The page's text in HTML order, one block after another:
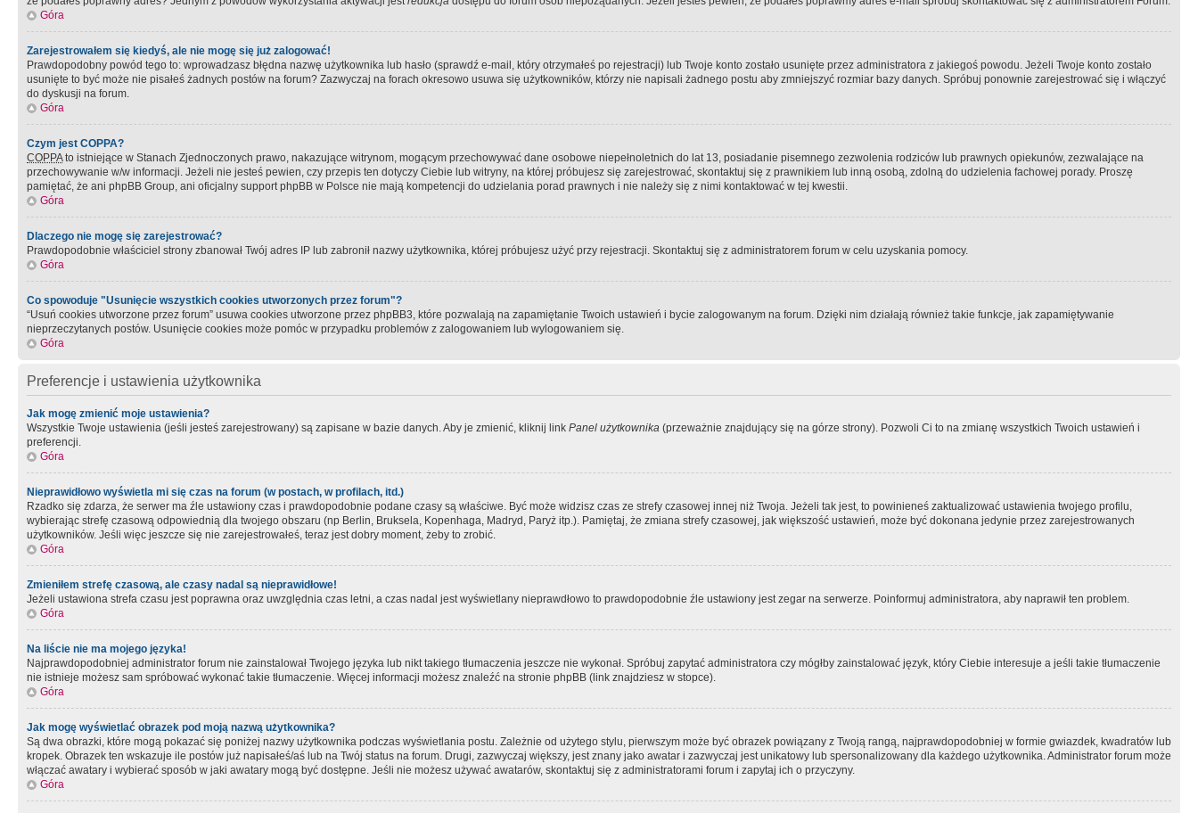
Góra
Zarejestrowałem się kiedyś, ale nie mogę się już zalogować!
Prawdopodobny powód tego to: wprowadzasz błędna nazwę użytkownika lub hasło (sprawdź e-mail, który otrzymałeś po rejestracji) lub Twoje konto zostało usunięte przez administratora z jakiegoś powodu. Jeżeli Twoje konto zostało
usunięte to być może nie pisałeś żadnych postów na forum? Zazwyczaj na forach okresowo usuwa się użytkowników, którzy nie napisali żadnego postu aby zmniejszyć rozmiar bazy danych. Spróbuj ponownie zarejestrować się i włączyć
do dyskusji na forum.
Góra
Czym jest COPPA?
COPPAto istniejące w Stanach Zjednoczonych prawo, nakazujące witrynom, mogącym przechowywać dane osobowe niepełnoletnich do lat 13, posiadanie pisemnego zezwolenia rodziców lub prawnych opiekunów, zezwalające na
przechowywanie w/w informacji. Jeżeli nie jesteś pewien, czy przepis ten dotyczy Ciebie lub witryny, na której próbujesz się zarejestrować, skontaktuj się z prawnikiem lub inną osobą, zdolną do udzielenia fachowej porady. Proszę
pamiętać, że ani phpBB Group, ani oficjalny support phpBB w Polsce nie mają kompetencji do udzielania porad prawnych i nie należy się z nimi kontaktować w tej kwestii.
Góra
Dlaczego nie mogę się zarejestrować?
Prawdopodobnie właściciel strony zbanował Twój adres IP lub zabronił nazwy użytkownika, której próbujesz użyć przy rejestracji. Skontaktuj się z administratorem forum w celu uzyskania pomocy.
Góra
Co spowoduje "Usunięcie wszystkich cookies utworzonych przez forum"?
“Usuń cookies utworzone przez forum” usuwa cookies utworzone przez phpBB3, które pozwalają na zapamiętanie Twoich ustawień i bycie zalogowanym na forum. Dzięki nim działają również takie funkcje, jak zapamiętywanie
nieprzeczytanych postów. Usunięcie cookies może pomóc w przypadku problemów z zalogowaniem lub wylogowaniem się.
Góra
Preferencje i ustawienia użytkownika
Jak mogę zmienić moje ustawienia?
Wszystkie Twoje ustawienia (jeśli jesteś zarejestrowany) są zapisane w bazie danych. Aby je zmienić, kliknij link Panel użytkownika (przeważnie znajdujący się na górze strony). Pozwoli Ci to na zmianę wszystkich Twoich ustawień i
preferencji.
Góra
Nieprawidłowo wyświetla mi się czas na forum (w postach, w profilach, itd.)
Rzadko się zdarza, że serwer ma źle ustawiony czas i prawdopodobnie podane czasy są właściwe. Być może widzisz czas ze strefy czasowej innej niż Twoja. Jeżeli tak jest, to powinieneś zaktualizować ustawienia twojego profilu,
wybierając strefę czasową odpowiednią dla twojego obszaru (np Berlin, Bruksela, Kopenhaga, Madryd, Paryż itp.). Pamiętaj, że zmiana strefy czasowej, jak większość ustawień, może być dokonana jedynie przez zarejestrowanych
użytkowników. Jeśli więc jeszcze się nie zarejestrowałeś, teraz jest dobry moment, żeby to zrobić.
Góra
Zmieniłem strefę czasową, ale czasy nadal są nieprawidłowe!
Jeżeli ustawiona strefa czasu jest poprawna oraz uwzględnia czas letni, a czas nadal jest wyświetlany nieprawdłowo to prawdopodobnie źle ustawiony jest zegar na serwerze. Poinformuj administratora, aby naprawił ten problem.
Góra
Na liście nie ma mojego języka!
Najprawdopodobniej administrator forum nie zainstalował Twojego języka lub nikt takiego tłumaczenia jeszcze nie wykonał. Spróbuj zapytać administratora czy mógłby zainstalować język, który Ciebie interesuje a jeśli takie tłumaczenie
nie istnieje możesz sam spróbować wykonać takie tłumaczenie. Więcej informacji możesz znaleźć na stronie phpBB (link znajdziesz w stopce).
Góra
Jak mogę wyświetlać obrazek pod moją nazwą użytkownika?
Są dwa obrazki, które mogą pokazać się poniżej nazwy użytkownika podczas wyświetlania postu. Zależnie od użytego stylu, pierwszym może być obrazek powiązany z Twoją rangą, najprawdopodobniej w formie gwiazdek, kwadratów lub
kropek. Obrazek ten wskazuje ile postów już napisałeś/aś lub na Twój status na forum. Drugi, zazwyczaj większy, jest znany jako awatar i zazwyczaj jest unikatowy lub spersonalizowany dla każdego użytkownika. Administrator forum może
włączać awatary i wybierać sposób w jaki awatary mogą być dostępne. Jeśli nie możesz używać awatarów, skontaktuj się z administratorami forum i zapytaj ich o przyczyny.
Góra